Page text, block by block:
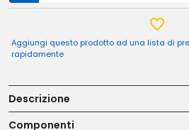
Aggiungi questo prodotto ad una lista di
rapidamente
Descrizione
Componenti